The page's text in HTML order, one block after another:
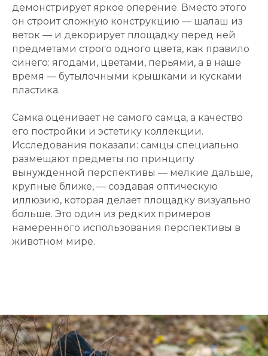
демонстрирует яркое оперение. Вместо этого
он строит сложную конструкцию — шалаш из
веток — и декорирует площадку перед ней
предметами строго одного цвета, как правило
синего: ягодами, цветами, перьями, а в наше
время — бутылочными крышками и кусками
пластика.
Самка оценивает не самого самца, а качество
его постройки и эстетику коллекции.
Исследования показали: самцы специально
размещают предметы по принципу
вынужденной перспективы — мелкие дальше,
крупные ближе, — создавая оптическую
иллюзию, которая делает площадку визуально
больше. Это один из редких примеров
намеренного использования перспективы в
животном мире.